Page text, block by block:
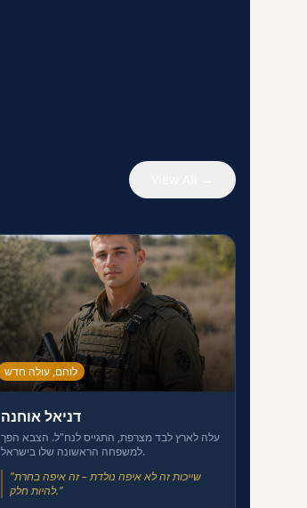
לוחם, עולה חדש
דניאל אוחנה
עלה לארץ לבד מצרפת, התגייס לנח"ל. הצבא הפך
למשפחה הראשונה שלו בישראל.
"שייכות זה לא איפה נולדת – זה איפה בחרת
להיות חלק."